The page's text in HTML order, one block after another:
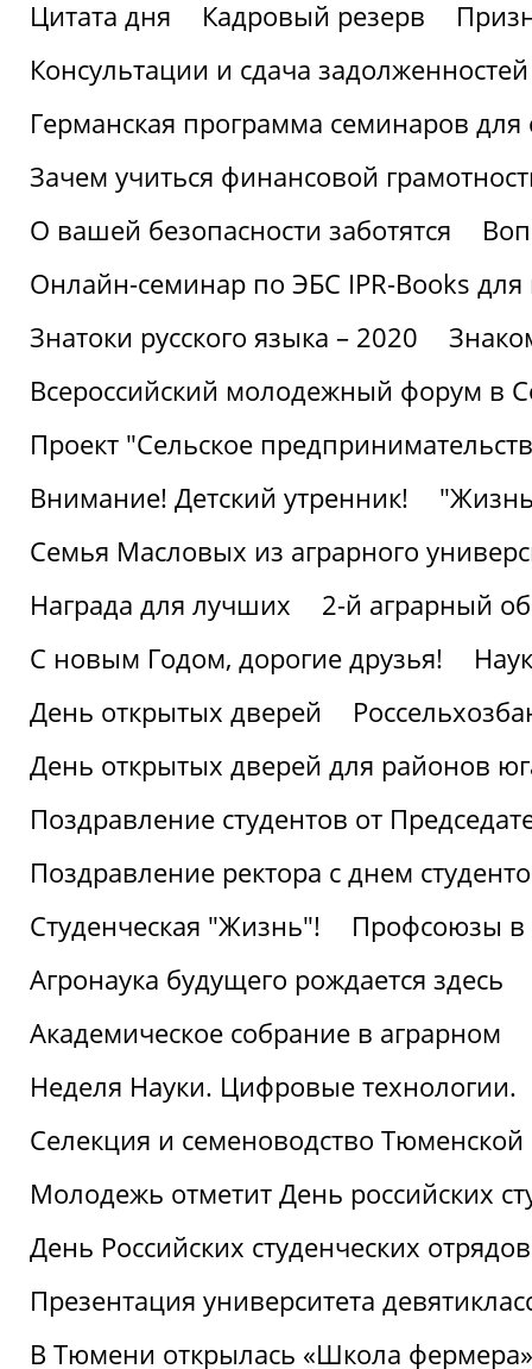
Цитата дня
Кадровый резерв
Консультации и сдача
Германская программа семинаров для
Зачем учиться финансовой
О вашей безопасности заботятся
Онлайн-семинар по ЭБС IPR-Books для
Знатоки русского языка – 2020
Всероссийский молодежный форум в
Проект "Сельское
Внимание! Детский утренник!
Семья Масловых из аграрного
Награда для лучших
2-й аграрный
С новым Годом, дорогие друзья!
День открытых дверей
День открытых дверей для районов
Поздравление студентов от
Поздравление ректора с днем
Студенческая "Жизнь"!
Профсоюзы в
Агронаука будущего рождается здесь
Академическое собрание в аграрном
Неделя Науки. Цифровые технологии.
Селекция и семеноводство Тюменской
Молодежь отметит День российских
День Российских студенческих
Презентация университета
В Тюмени открылась «Школа фермера»